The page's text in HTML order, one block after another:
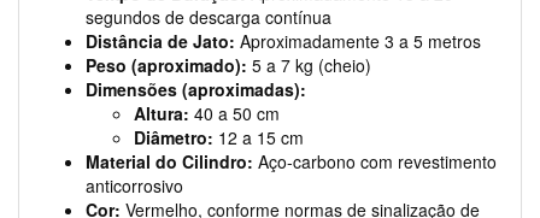
segundos de descarga contínua
Distância de Jato: Aproximadamente 3 a 5 metros
Peso (aproximado): 5 a 7 kg (cheio)
Dimensões (aproximadas):
Altura: 40 a 50 cm
Diâmetro: 12 a 15 cm
Material do Cilindro: Aço-carbono com revestimento
anticorrosivo
Cor: Vermelho, conforme normas de sinalização de